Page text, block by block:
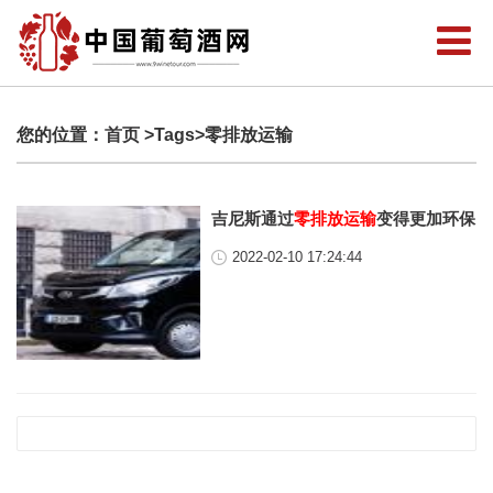
您的位置： 首页 >Tags>零排放运输
吉尼斯通过零排放运输变得更加环保
2022-02-10 17:24:44